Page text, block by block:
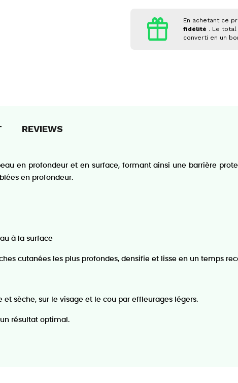
En achetant ce
fidélité . Le total
converti en un
REVIEWS
en profondeur et en surface, formant ainsi une barrière
en profondeur.
à la surface
cutanées les plus profondes, densifie et lisse en un temps
sèche, sur le visage et le cou par effleurages légers.
résultat optimal.